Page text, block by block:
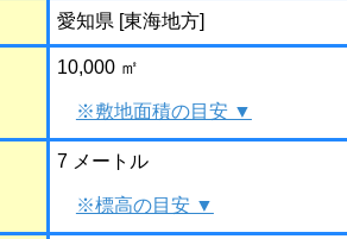
愛知県 [東海地方]
10,000 ㎡
※敷地面積の目安 ▼
7 メートル
※標高の目安 ▼